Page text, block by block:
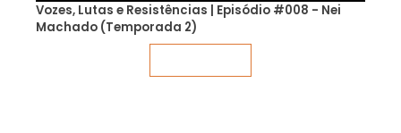
Vozes, Lutas e Resistências | Episódio #008 - Nei
Machado (Temporada 2)